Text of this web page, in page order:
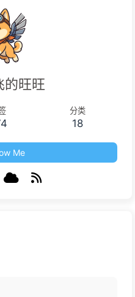
的旺旺
分类
18
Me